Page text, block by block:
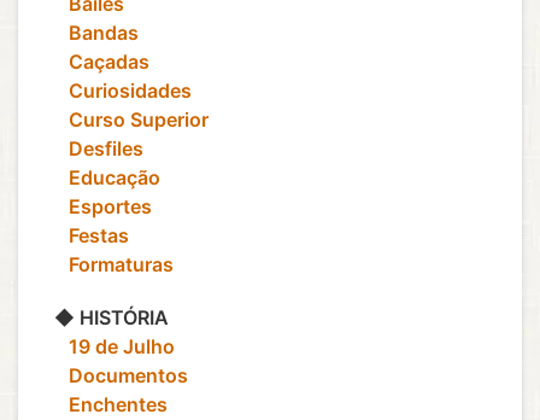
‎ ‎ ‎ Bandas
‎ ‎ ‎ Caçadas
‎ ‎ ‎ Curiosidades
‎ ‎ ‎ Curso Superior
‎ ‎ ‎ Desfiles
‎ ‎ ‎ Educação
‎ ‎ ‎ Esportes
‎ ‎ ‎ Festas
‎ ‎ ‎ Formaturas
◆ HISTÓRIA
‎ ‎ ‎ 19 de Julho
‎ ‎ ‎ Documentos
‎ ‎ ‎ Enchentes